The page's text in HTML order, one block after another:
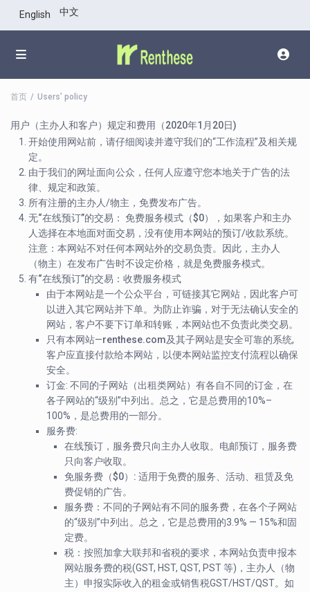
English 中文
首页 Users’ policy
用户（主办人和客户）规定和费用（2020年1 月 20日)
开始使用网站前，请仔细阅读并遵守我们的“工作流程”及相关规
定。
由于我们的网址面向公众，任何人应遵守您本地关于广告的法
律、规定和政策。
所有注册的主办人/物主 ，免费发布广告。
无“在线预订”的交易： 免费服务模式（$0），如果客户和主办
人选择在本地面对面交易，没有使用本网站的预订/收款系统。
注意：本网站不对任何本网站外的交易负责。
因此，主办人
（物主）在发布广告时不设定价格，就是免费服务模式。
有“在线预订”的交易：收费服务模式
由于本网站是一个公众平台，可链接其它网站，因此客户可
以进入其它网站并下单。为防止诈骗，对于无法确认安全的
网站，客户不要下订单和转账，本网站也不负责此类交易。
只有本网站—renthese.com及其子网站是安全可靠的系统,
客户应直接付款给本网站，以便本网站监控支付流程以确保
安全。
订金: 不同的子网站（出租类网站）有各自不同的订金，在
各子网站的“级别”中列出。总之，它是总费用的10%–
100%，是总费用的一部分。
服务费:
在线预订，服务费只向主办人收取。电邮预订，服务费
只向客户收取。
免服务费（$0） :适用于免费的服务、活动、租赁及免
费促销的广告。
服务费 ：不同的子网站有不同的服务费，在各个子网站
的“级别”中列出。总之，它是总费用的3.9% — 15%和固
定费。
税 ：按照加拿大联邦和省税的要求，本网站负责申报本
网站服务费的税(GST, HST, QST, PST 等)，主办人（物
主）申报实际收入的租金或销售税GST/HST/QST。如